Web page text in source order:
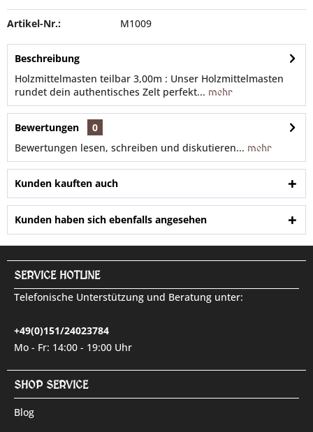
Artikel-Nr.: M1009
Beschreibung
Holzmittelmasten teilbar 3,00m : Unser Holzmittelmasten
rundet dein authentisches Zelt perfekt... mehr
Bewertungen
0
Bewertungen lesen, schreiben und diskutieren... mehr
Kunden kauften auch
Kunden haben sich ebenfalls angesehen
SERVICE HOTLINE
Telefonische Unterstützung und Beratung unter:
+49(0)151/24023784
Mo - Fr: 14:00 - 19:00 Uhr
SHOP SERVICE
Blog